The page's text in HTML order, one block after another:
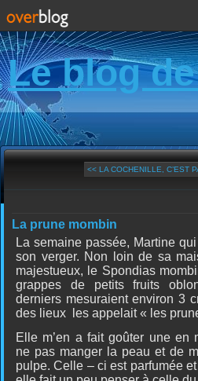
Le blog
<< LA COCHENILLE, C’EST
La prune mombin
La semaine passée, Martine
son verger. Non loin de sa
majestueux, le Spondias
grappes de petits fruits
derniers mesuraient environ 3
des lieux
les appelait « les
Elle m’en a fait goûter une en
ne pas manger la peau et de
pulpe. Celle – ci est parfumée